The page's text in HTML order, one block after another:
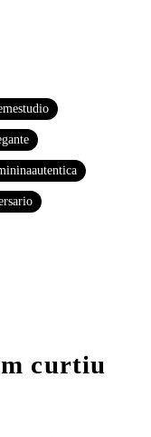
curtiu